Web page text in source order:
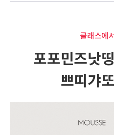
클래스에
포포민즈낫
쁘띠갸